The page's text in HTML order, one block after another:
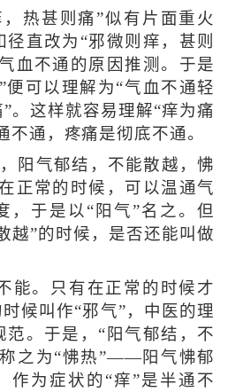
热甚则痛”似有片面重火
直改为“邪微则痒，甚则
血不通的原因推测。于是
便可以理解为“气血不通轻
。这样就容易理解“痒为痛
通，疼痛是彻底不通。
阳气郁结，不能散越，怫
正常的时候，可以温通气
，于是以“阳气”名之。但
越”的时候，是否还能叫做
。只有在正常的时候才
候叫作“邪气”，中医的理
。于是，“阳气郁结，不
之为“怫热”——阳气怫郁
作为症状的“痒”是半通不